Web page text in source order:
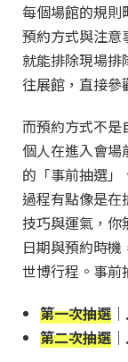
每個場館的規則
預約方式與注意
就能排除現場排
往展館，直接參
而預約方式不是
個人在進入會場
的「事前抽選
過程有點像是在
技巧與運氣，你
日期與預約時
世博行程。事前
第一次抽選
第二次抽選